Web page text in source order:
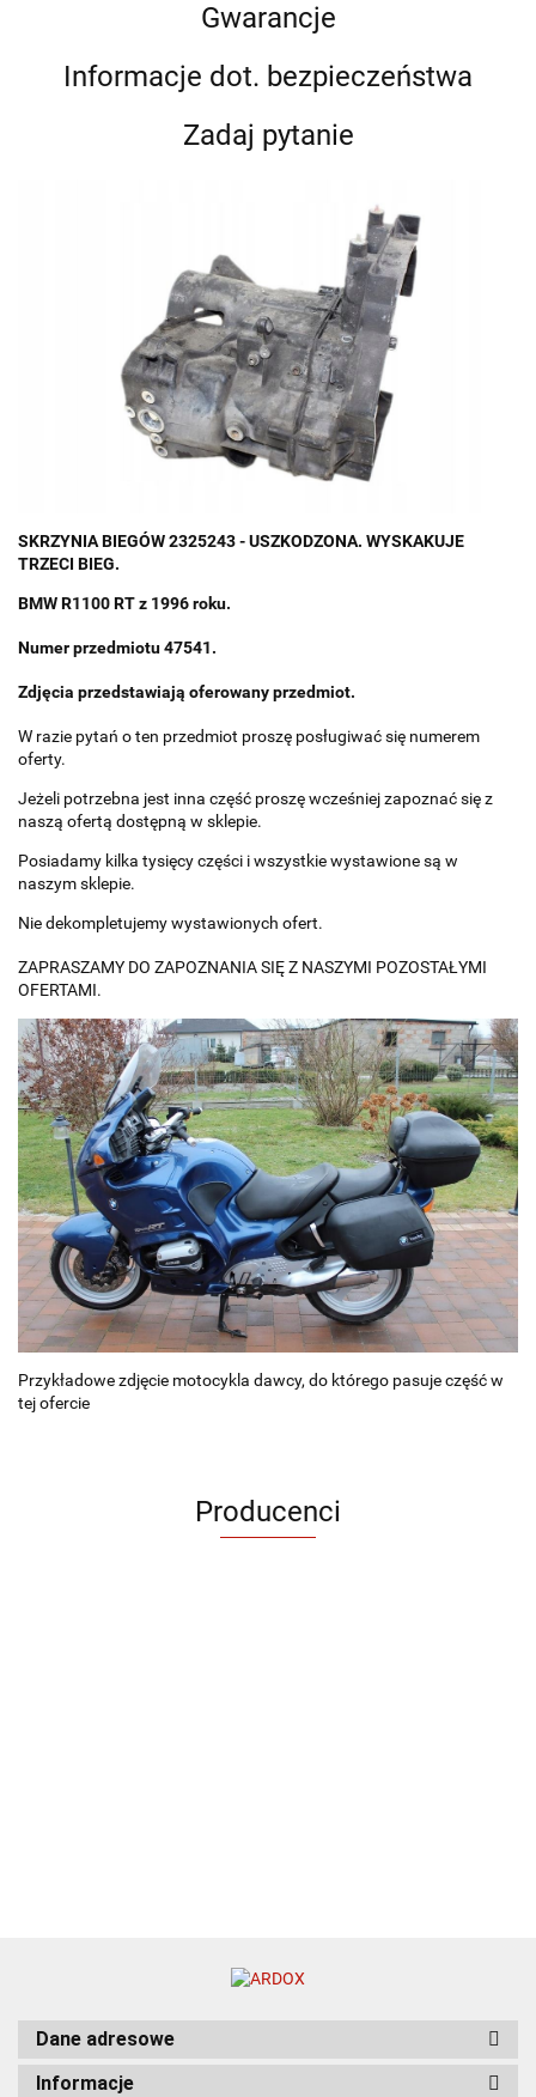
Gwarancje
Informacje dot. bezpieczeństwa
Zadaj pytanie
SKRZYNIA BIEGÓW 2325243 - USZKODZONA. WYSKAKUJE
TRZECI BIEG.
BMW R1100 RT z 1996 roku.
Numer przedmiotu 47541.
Zdjęcia przedstawiają oferowany przedmiot.
W razie pytań o ten przedmiot proszę posługiwać się numerem
oferty.
Jeżeli potrzebna jest inna część proszę wcześniej zapoznać się z
naszą ofertą dostępną w sklepie.
Posiadamy kilka tysięcy części i wszystkie wystawione są w
naszym sklepie.
Nie dekompletujemy wystawionych ofert.
ZAPRASZAMY DO ZAPOZNANIA SIĘ Z NASZYMI POZOSTAŁYMI
OFERTAMI.
Przykładowe zdjęcie motocykla dawcy, do którego pasuje część w
tej ofercie
Producenci
Dane adresowe
Informacje